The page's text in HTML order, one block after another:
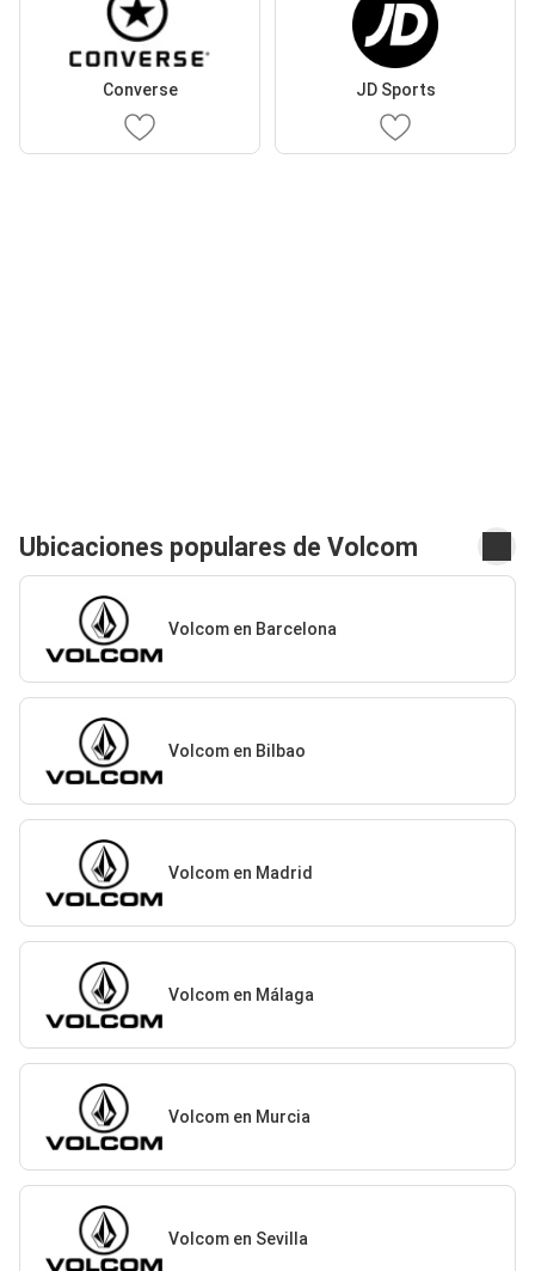
Converse JD Sports
Ubicaciones populares de Volcom
Volcom en Barcelona
Volcom en Bilbao
Volcom en Madrid
Volcom en Málaga
Volcom en Murcia
Volcom en Sevilla